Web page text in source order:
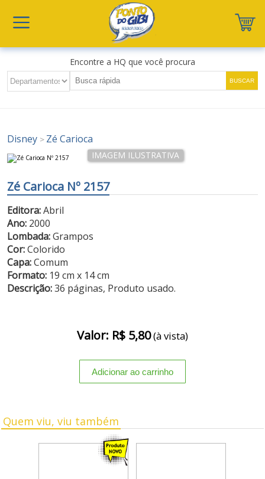
Encontre a HQ que você procura
Disney > Zé Carioca
Zé Carioca Nº 2157
Editora:Abril
Ano: 2000
Lombada:Grampos
Cor:Colorido
Capa:Comum
Formato: 19 cm x 14 cm
Descrição:36 páginas, Produto usado.
Valor: R$ 5,80(à vista)
Quem viu, viu também